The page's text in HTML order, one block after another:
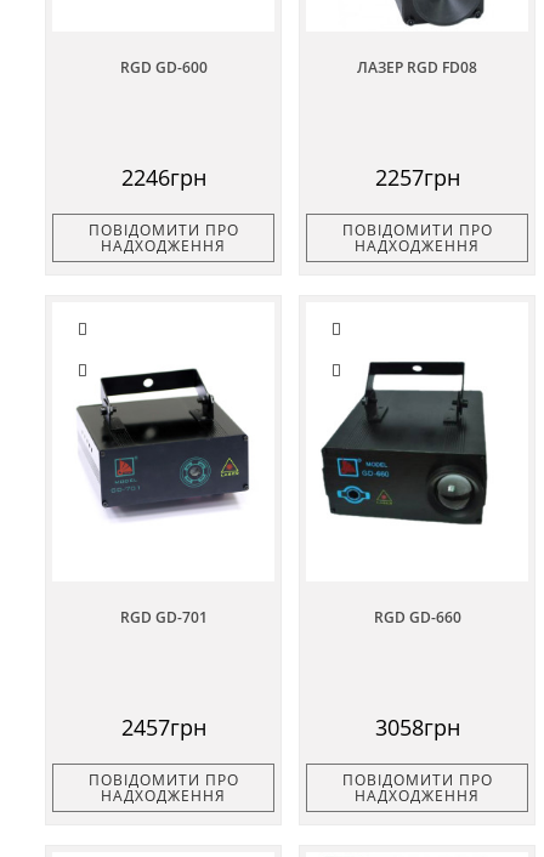
RGD GD-600
2246грн
ПОВІДОМИТИ ПРО
НАДХОДЖЕННЯ
ЛАЗЕР RGD FD08
2257грн
ПОВІДОМИТИ ПРО
НАДХОДЖЕННЯ
RGD GD-701
2457грн
ПОВІДОМИТИ ПРО
НАДХОДЖЕННЯ
RGD GD-660
3058грн
ПОВІДОМИТИ ПРО
НАДХОДЖЕННЯ